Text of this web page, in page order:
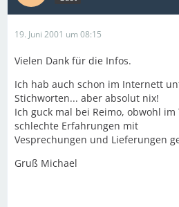
19. Juni 2001 um 08:15
Vielen Dank für die Infos.
Ich hab auch schon im Internett
Stichworten... aber absolut nix!
Ich guck mal bei Reimo, obwohl im
schlechte Erfahrungen mit
Vesprechungen und Lieferungen
Gruß Michael